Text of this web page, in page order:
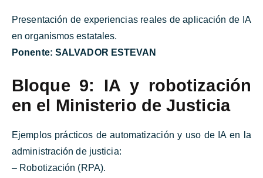
Presentación de experiencias reales de aplicación de IA
en organismos estatales.
Ponente: SALVADOR ESTEVAN
Bloque 9: IA y robotización
en el Ministerio de Justicia
Ejemplos prácticos de automatización y uso de IA en la
administración de justicia:
– Robotización (RPA).